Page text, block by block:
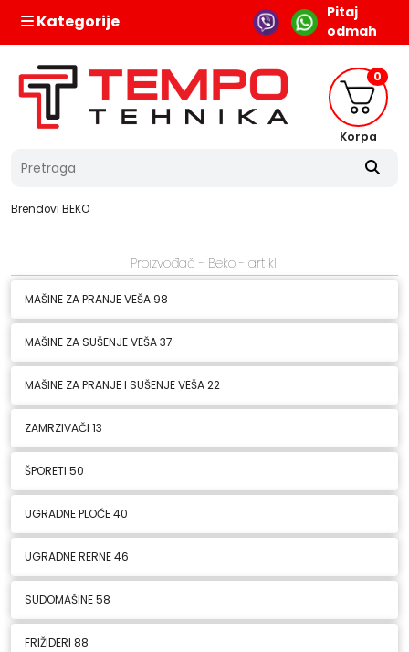
Kategorije
Pitaj
odmah
0
Korpa
Brendovi BEKO
Proizvođač - Beko - artikli
MAŠINE ZA PRANJE VEŠA 98
MAŠINE ZA SUŠENJE VEŠA37
MAŠINE ZA PRANJE I SUŠENJE VEŠA22
ZAMRZIVAČI 13
ŠPORETI 50
UGRADNE PLOČE40
UGRADNE RERNE46
SUDOMAŠINE58
FRIŽIDERI 88